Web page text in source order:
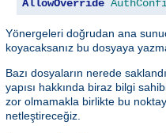
AllowOverride
Yönergeleri doğrudan ana
koyacaksanız bu dosyaya
Bazı dosyaların nerede
yapısı hakkında biraz bilgi
zor olmamakla birlikte bu
netleştireceğiz.